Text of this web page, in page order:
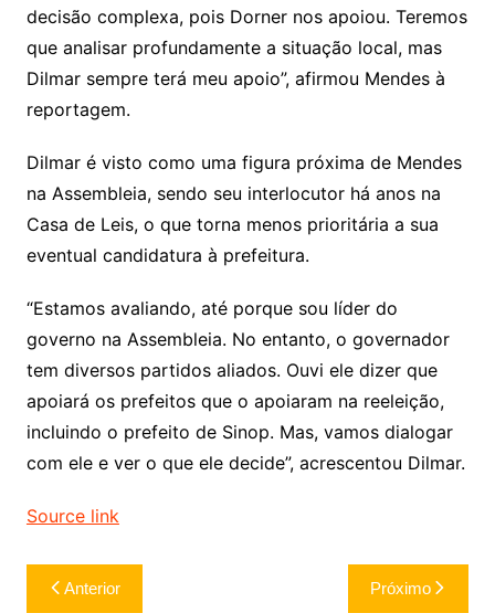
decisão complexa, pois Dorner nos apoiou. Teremos
que analisar profundamente a situação local, mas
Dilmar sempre terá meu apoio”, afirmou Mendes à
reportagem.
Dilmar é visto como uma figura próxima de Mendes
na Assembleia, sendo seu interlocutor há anos na
Casa de Leis, o que torna menos prioritária a sua
eventual candidatura à prefeitura.
“Estamos avaliando, até porque sou líder do
governo na Assembleia. No entanto, o governador
tem diversos partidos aliados. Ouvi ele dizer que
apoiará os prefeitos que o apoiaram na reeleição,
incluindo o prefeito de Sinop. Mas, vamos dialogar
com ele e ver o que ele decide”, acrescentou Dilmar.
Source link
Navegação
Anterior Próximo